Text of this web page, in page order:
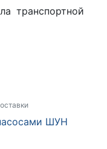
транспортной
ШУН